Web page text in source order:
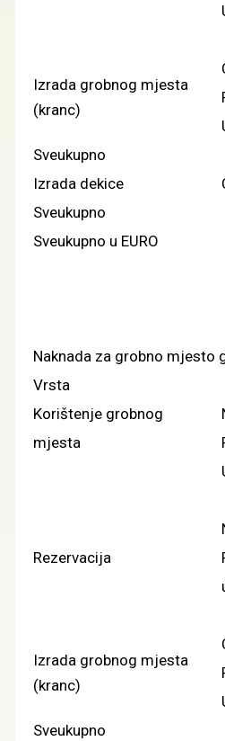
Izrada grobnog mjesta
(kranc)
Sveukupno
Izrada dekice
Sveukupno
Sveukupno u EURO
Naknada za grobno mjesto
Vrsta
Korištenje grobnog
mjesta
Rezervacija
Izrada grobnog mjesta
(kranc)
Sveukupno